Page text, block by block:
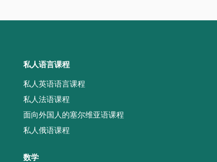
私人语言课程
私人英语语言课程
私人法语课程
面向外国人的塞尔维亚语课程
私人俄语课程
数学